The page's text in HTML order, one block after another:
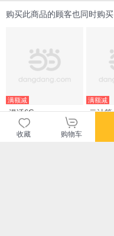
购买此商品的顾客也同时购买
满额减
漫话6G
¥67.20
满额减
云计算
收藏 购物车